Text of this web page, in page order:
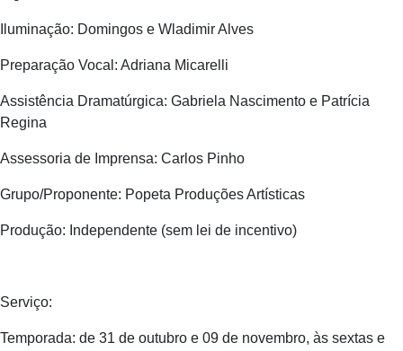
Iluminação: Domingos e Wladimir Alves
Preparação Vocal: Adriana Micarelli
Assistência Dramatúrgica: Gabriela Nascimento e Patrícia
Regina
Assessoria de Imprensa: Carlos Pinho
Grupo/Proponente: Popeta Produções Artísticas
Produção: Independente (sem lei de incentivo)
Serviço:
Temporada: de 31 de outubro e 09 de novembro, às sextas e